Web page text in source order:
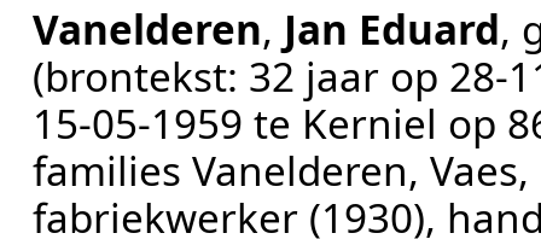
Vanelderen, Jan Eduard,
(brontekst: 32 jaar op 28-
15‑05‑1959 te Kerniel op
families Vanelderen,
fabriekwerker (1930),